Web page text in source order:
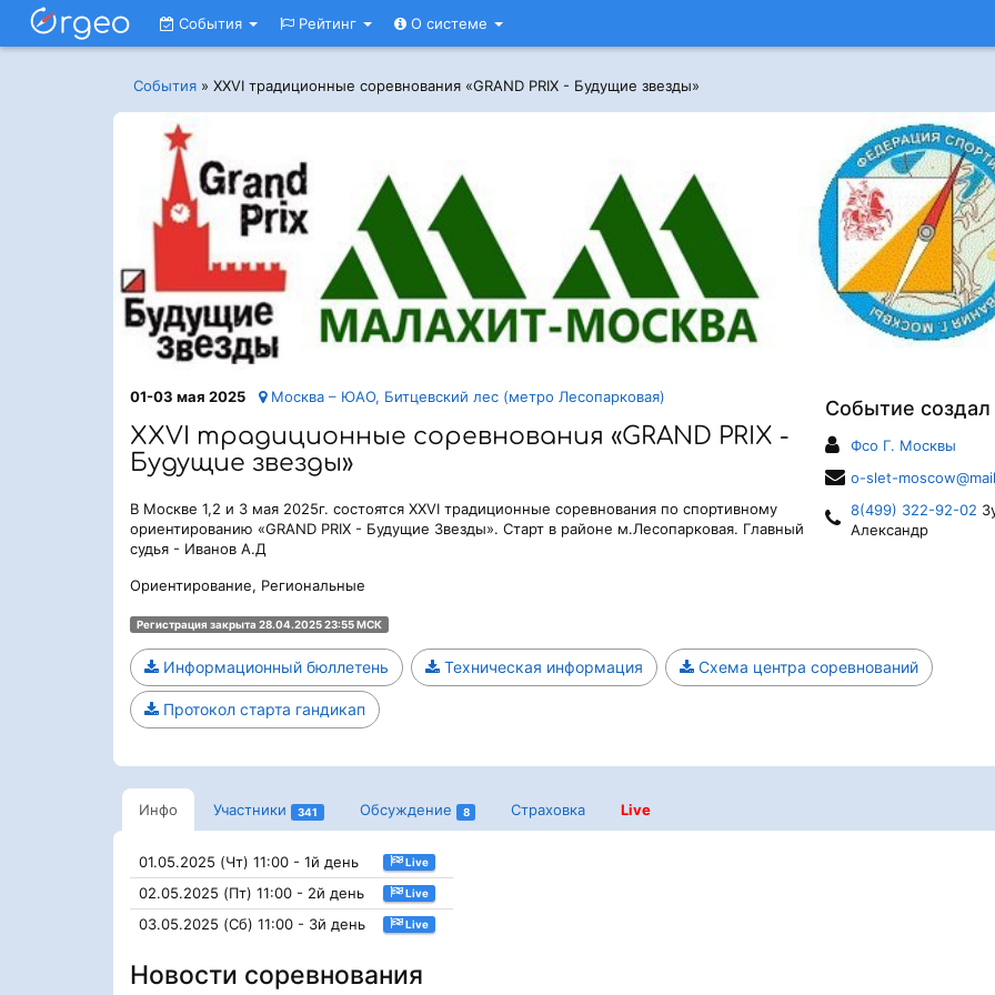
События Рейтинг О системе
События » ХХVI традиционные соревнования «GRAND PRIX - Будущие звезды»
Событие создал
Фсо Г. Москвы
o-slet-
8(499) 322-92-02
Александр
01-03 мая 2025 Москва – ЮАО, Битцевский лес (метро Лесопарковая)
ХХVI традиционные соревнования «GRAND PRIX -
Будущие звезды»
В Москве 1,2 и 3 мая 2025г. состоятся ХХVI традиционные соревнования по спортивному
ориентированию «GRAND PRIX - Будущие Звезды». Старт в районе м.Лесопарковая. Главный
судья - Иванов А.Д
Ориентирование, Региональные
Регистрация закрыта 28.04.2025 23:55 МСК
Информационный бюллетень Техническая информация Схема центра соревнований
Протокол старта гандикап
Инфо Участники 341 Обсуждение 8 Страховка Live
01.05.2025 (Чт) 11:00 - 1й день Live
02.05.2025 (Пт) 11:00 - 2й день Live
03.05.2025 (Сб) 11:00 - 3й день Live
Новости соревнования